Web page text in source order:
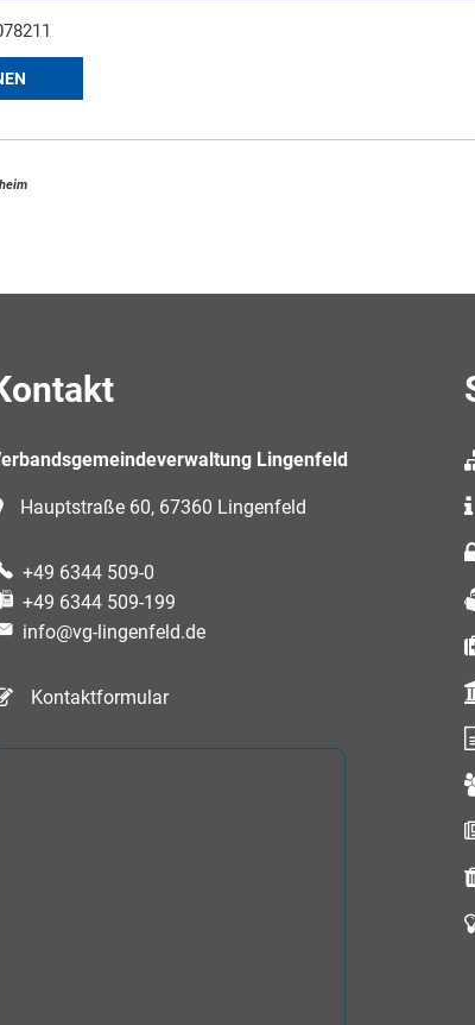
Lingenfeld
Hauptstraße 60, 67360 Lingenfeld
+49 6344 509-0
+49 6344 509-199
info@vg-lingenfeld.de
Kontaktformular